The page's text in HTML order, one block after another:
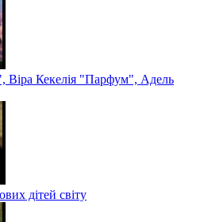
Кекелія "Парфум", Адель
дітей світу